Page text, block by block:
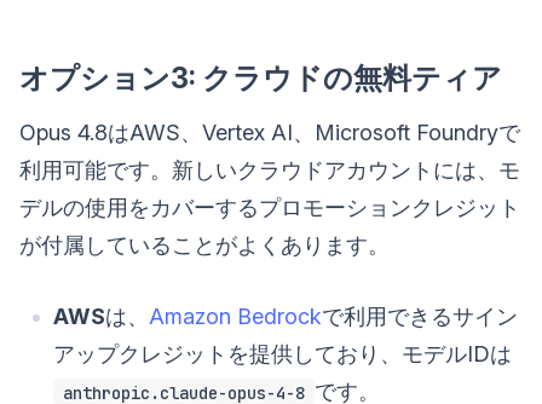
オプション3: クラウドの無料ティア
Opus 4.8はAWS、Vertex AI、Microsoft Foundryで
利用可能です。新しいクラウドアカウントには、モ
デルの使用をカバーするプロモーションクレジット
が付属していることがよくあります。
AWSは、 Amazon Bedrockで利用できるサイン
アップクレジットを提供しており、モデルIDは
anthropic.claude-opus-4-8 です。